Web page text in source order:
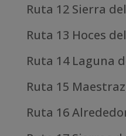
Ruta 12 Sierra
Ruta 13 Hoces
Ruta 14 Laguna
Ruta 15
Ruta 16